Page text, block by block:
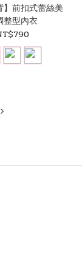
】前扣式蕾絲美
整型內衣